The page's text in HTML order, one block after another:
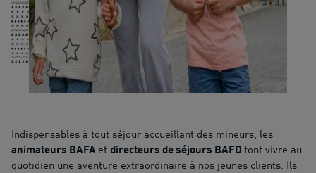
Indispensables à tout séjour accueillant des mineurs, les
animateurs BAFA et directeurs de séjours BAFD font vivre au
quotidien une aventure extraordinaire à nos jeunes clients. Ils